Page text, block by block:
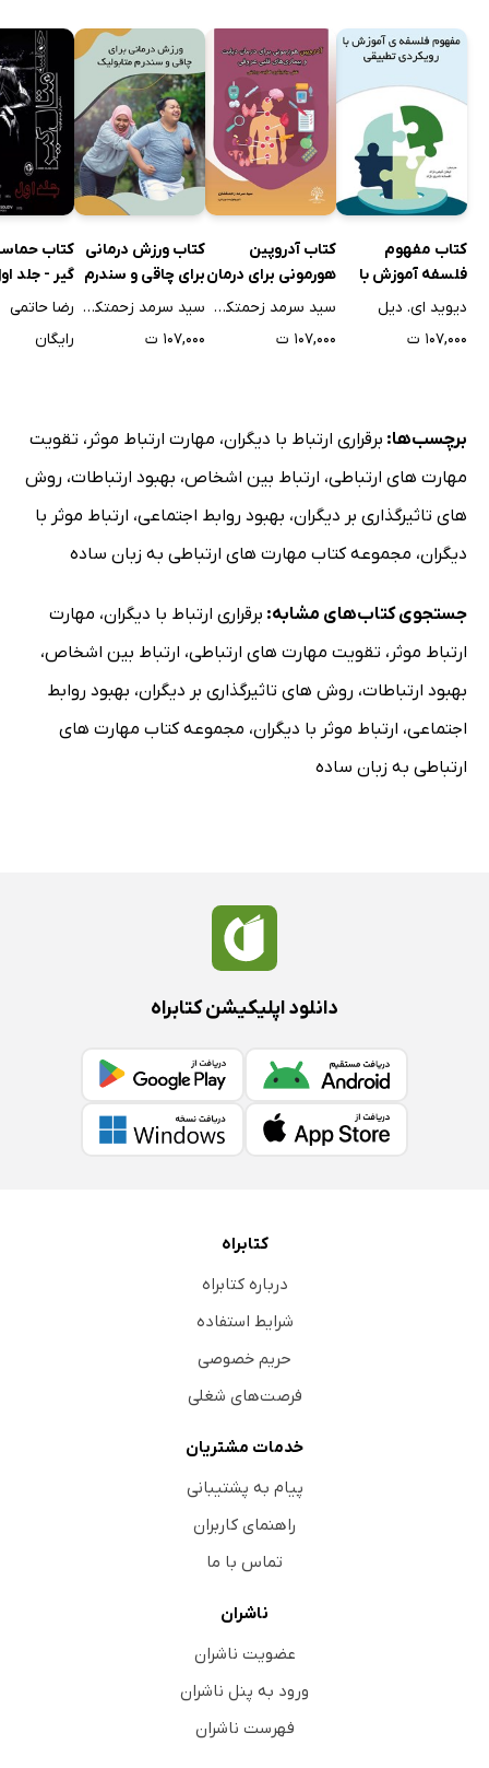
کتاب مفهوم
فلسفه آموزش با
رویکردی تطبیقی
دیوید ای. دیل
۱۰۷,۰۰۰ ت
کتاب آدروپین
هورمونی برای درمان
دیابت و بیماری‌هایسید سرمد زحمتکشان
۱۰۷,۰۰۰ ت
کتاب ورزش درمانی
برای چاقی و سندرم
متابولیک
سید سرمد زحمتکشان
۱۰۷,۰۰۰ ت
کتاب
گیر - جلد
رضا حاتمی
رایگان
برچسب‌ها: برقراری ارتباط با دیگران، مهارت ارتباط موثر ، تقویت
مهارت های ارتباطی، ارتباط بین اشخاص، بهبود ارتباطات، روش
های تاثیرگذاری بر دیگران، بهبود روابط اجتماعی، ارتباط موثر با
دیگران، مجموعه کتاب مهارت های ارتباطی به زبان ساده
جستجوی کتاب‌های مشابه: برقراری ارتباط با دیگران، مهارت
ارتباط موثر ، تقویت مهارت های ارتباطی، ارتباط بین اشخاص،
بهبود ارتباطات، روش های تاثیرگذاری بر دیگران، بهبود روابط
اجتماعی، ارتباط موثر با دیگران، مجموعه کتاب مهارت های
ارتباطی به زبان ساده
دانلود اپلیکیشن کتابراه
کتابراه
درباره کتابراه
شرایط استفاده
حریم خصوصی
فرصت‌های شغلی
خدمات مشتریان
پیام به پشتیبانی
راهنمای کاربران
تماس با ما
ناشران
عضویت ناشران
ورود به پنل ناشران
فهرست ناشران